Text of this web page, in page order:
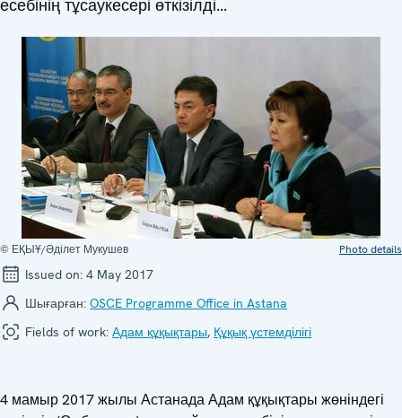
есебінің тұсаукесері өткізілді...
© ЕҚЫҰ/Әділет Мукушев Photo details
Issued on: 4 May 2017
Шығарған: OSCE Programme Office in Astana
Fields of work: Адам құқықтары, Құқық үстемділігі
4 мамыр 2017 жылы Астанада Адам құқықтары жөніндегі